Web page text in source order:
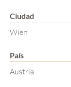
Ciudad
Wien
País
Austria